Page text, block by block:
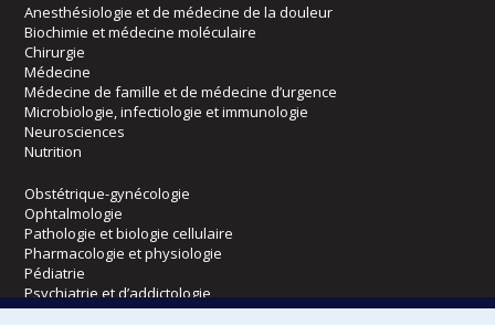
Anesthésiologie et de médecine de la douleur
Biochimie et médecine moléculaire
Chirurgie
Médecine
Médecine de famille et de médecine d’urgence
Microbiologie, infectiologie et immunologie
Neurosciences
Nutrition
Obstétrique-gynécologie
Ophtalmologie
Pathologie et biologie cellulaire
Pharmacologie et physiologie
Pédiatrie
Psychiatrie et d’addictologie
Radiologie, radio-oncologie et médecine nucléaire